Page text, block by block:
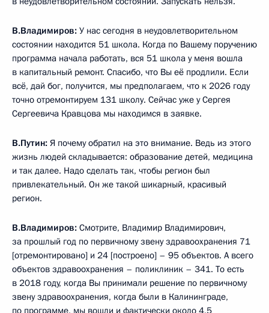
В.Владимиров: У нас сегодня в неудовлетворительном
состоянии находится 51 школа. Когда по Вашему поручению
программа начала работать, вся 51 школа у меня вошла
в капитальный ремонт. Спасибо, что Вы её продлили. Если
всё, дай бог, получится, мы предполагаем, что к 2026 году
точно отремонтируем 131 школу. Сейчас уже у Сергея
Сергеевича Кравцова мы находимся в заявке.
В.Путин: Я почему обратил на это внимание. Ведь из этого
жизнь людей складывается: образование детей, медицина
и так далее. Надо сделать так, чтобы регион был
привлекательный. Он же такой шикарный, красивый
регион.
В.Владимиров: Смотрите, Владимир Владимирович,
за прошлый год по первичному звену здравоохранения 71
[отремонтировано] и 24 [построено] – 95 объектов. А всего
объектов здравоохранения – поликлиник – 341. То есть
в 2018 году, когда Вы принимали решение по первичному
звену здравоохранения, когда были в Калининграде,
по программе, мы вошли и фактически около 4,5